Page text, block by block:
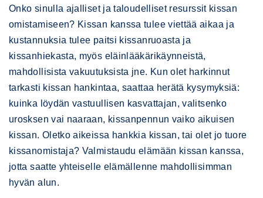
Onko sinulla ajalliset ja taloudelliset resurssit kissan
omistamiseen? Kissan kanssa tulee viettää aikaa ja
kustannuksia tulee paitsi kissanruoasta ja
kissanhiekasta, myös eläinlääkärikäynneistä,
mahdollisista vakuutuksista jne. Kun olet harkinnut
tarkasti kissan hankintaa, saattaa herätä kysymyksiä:
kuinka löydän vastuullisen kasvattajan, valitsenko
urosksen vai naaraan, kissanpennun vaiko aikuisen
kissan. Oletko aikeissa hankkia kissan, tai olet jo tuore
kissanomistaja? Valmistaudu elämään kissan kanssa,
jotta saatte yhteiselle elämällenne mahdollisimman
hyvän alun.